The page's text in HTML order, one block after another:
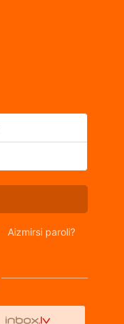
Aizmirsi paroli?